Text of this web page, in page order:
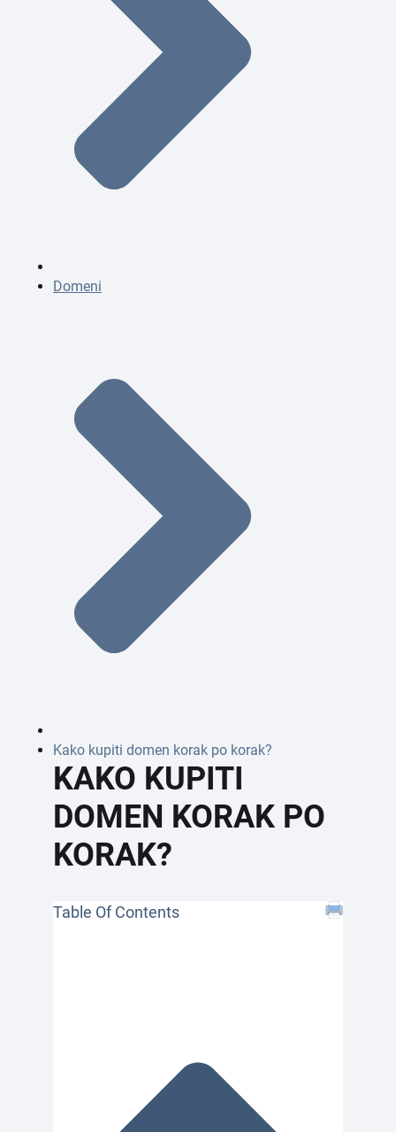
Domeni
Kako kupiti domen korak po korak?
KAKO KUPITI
DOMEN KORAK PO
KORAK?
Table Of Contents